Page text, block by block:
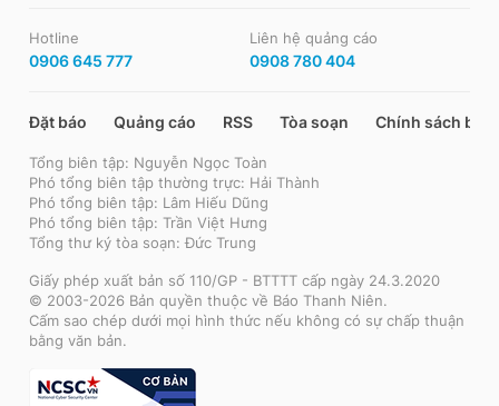
Hotline
0906 645 777
Liên hệ quảng cáo
0908 780 404
Đặt báo Quảng cáo RSS Tòa soạn Chính sách bảo
Tổng biên tập: Nguyễn Ngọc Toàn
Phó tổng biên tập thường trực: Hải Thành
Phó tổng biên tập: Lâm Hiếu Dũng
Phó tổng biên tập: Trần Việt Hưng
Tổng thư ký tòa soạn: Đức Trung
Giấy phép xuất bản số 110/GP - BTTTT cấp ngày 24.3.2020
© 2003-2026 Bản quyền thuộc về Báo Thanh Niên.
Cấm sao chép dưới mọi hình thức nếu không có sự chấp thuận
bằng văn bản.